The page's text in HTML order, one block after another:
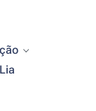
Lia